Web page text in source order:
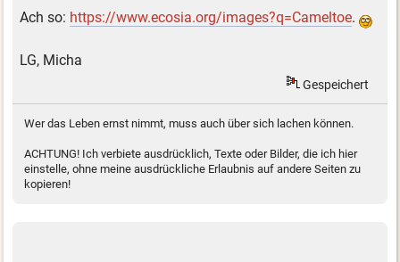
Ach so: https://www.ecosia.org/images?q=Cameltoe.
LG, Micha
Gespeichert
Wer das Leben ernst nimmt, muss auch über sich lachen können.
ACHTUNG! Ich verbiete ausdrücklich, Texte oder Bilder, die ich hier
einstelle, ohne meine ausdrückliche Erlaubnis auf andere Seiten zu
kopieren!